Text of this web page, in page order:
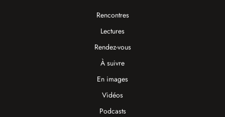
Rencontres
Lectures
Rendez-vous
À suivre
En images
Vidéos
Podcasts